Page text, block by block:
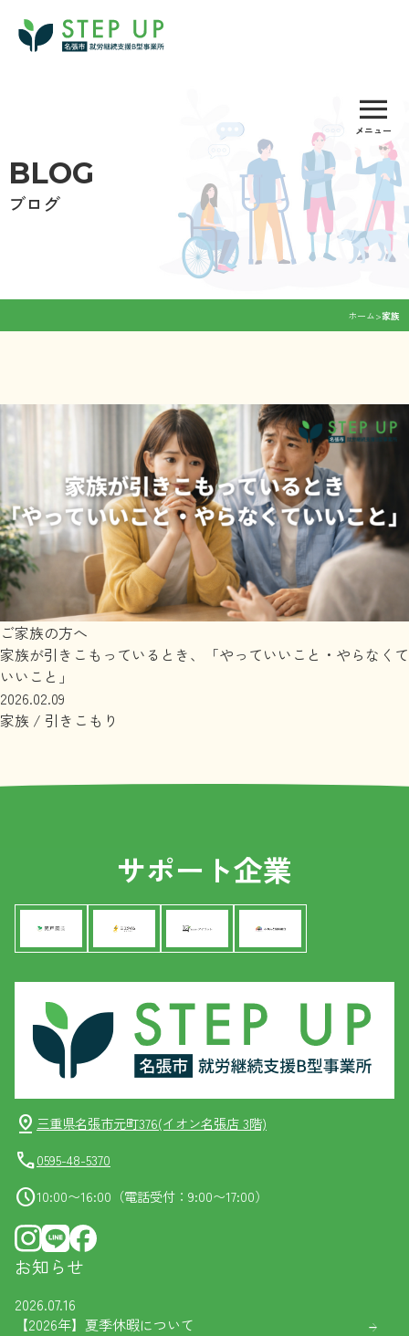
content
menu
メニュー
BLOG
ブログ
ホーム>家族
ご家族の方へ
家族が引きこもっているとき、「やっていいこと・やらなくて
いいこと」
2026.02.09
家族 / 引きこもり
サポート企業
pin_drop 三重県名張市元町376(イオン名張店 3階)
call0595-48-5370
schedule10:00〜16:00（電話受付：9:00〜17:00）
お知らせ
2026.07.16
【2026年】夏季休暇について